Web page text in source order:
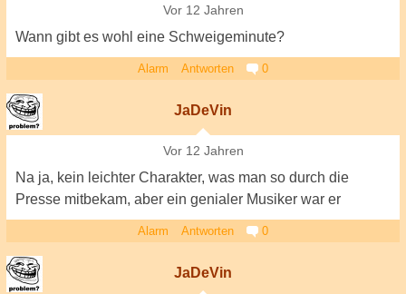
Vor 12 Jahren
Wann gibt es wohl eine Schweigeminute?
Alarm Antworten 0
JaDeVin
Vor 12 Jahren
Na ja, kein leichter Charakter, was man so durch die
Presse mitbekam, aber ein genialer Musiker war er
Alarm Antworten 0
JaDeVin